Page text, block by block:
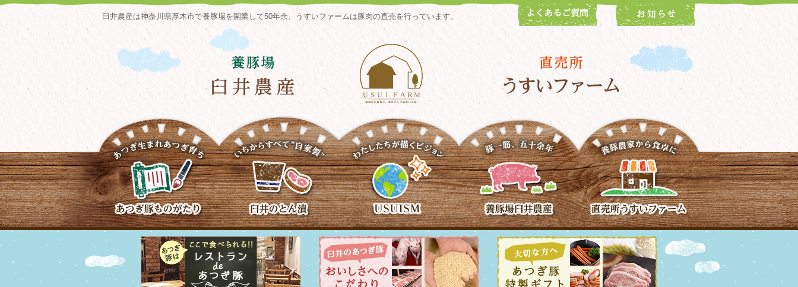
臼井農産は神奈川県厚木市で養豚場を開業して50年余、うすいファームは豚肉の直売を行っています。